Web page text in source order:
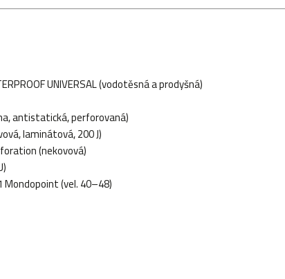
UNIVERSAL (vodotěsná a prodyšná)
antistatická, perforovaná)
laminátová, 200 J)
(nekovová)
(vel. 40–48)